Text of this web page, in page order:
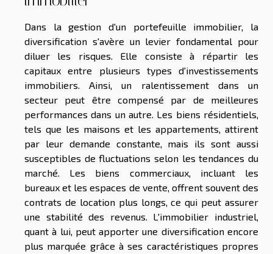
Dans la gestion d'un portefeuille immobilier, la
diversification s'avère un levier fondamental pour
diluer les risques. Elle consiste à répartir les
capitaux entre plusieurs types d'investissements
immobiliers. Ainsi, un ralentissement dans un
secteur peut être compensé par de meilleures
performances dans un autre. Les biens résidentiels,
tels que les maisons et les appartements, attirent
par leur demande constante, mais ils sont aussi
susceptibles de fluctuations selon les tendances du
marché. Les biens commerciaux, incluant les
bureaux et les espaces de vente, offrent souvent des
contrats de location plus longs, ce qui peut assurer
une stabilité des revenus. L'immobilier industriel,
quant à lui, peut apporter une diversification encore
plus marquée grâce à ses caractéristiques propres